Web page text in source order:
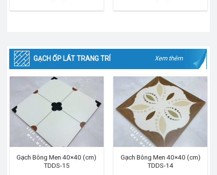
GẠCH ỐP LÁT TRANG TRÍ Xem thêm
Gạch Bông Men 40×40 (cm)
TDDS-15
Gạch Bông Men 40×40 (cm)
TDDS-14